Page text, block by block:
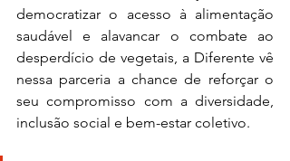
democratizar o acesso à alimentação
saudável e alavancar o combate ao
desperdício de vegetais, a Diferente vê
nessa parceria a chance de reforçar o
seu compromisso com a diversidade,
inclusão social e bem-estar coletivo.